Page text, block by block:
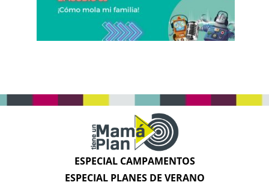
ESPECIAL CAMPAMENTOS
ESPECIAL PLANES DE VERANO